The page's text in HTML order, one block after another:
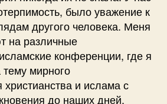
было уважение к
другого человека. Меня
на различные
конференции, где я
мирного
и ислама с
до наших дней,